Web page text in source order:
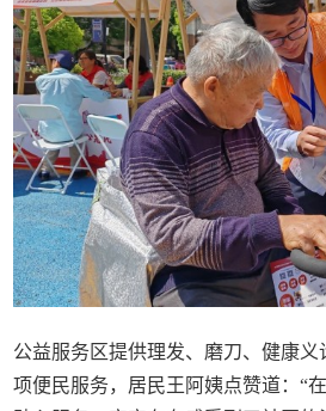
公益服务区提供理发、磨刀、健康义
项便民服务，居民王阿姨点赞道：“